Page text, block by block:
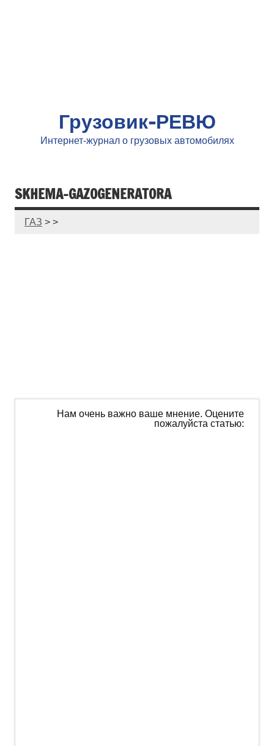
Грузовик-РЕВЮ
Интернет-журнал о грузовых автомобилях
SKHEMA-GAZOGENERATORA
ГАЗ > >
Нам очень важно ваше мнение. Оцените
пожалуйста статью: